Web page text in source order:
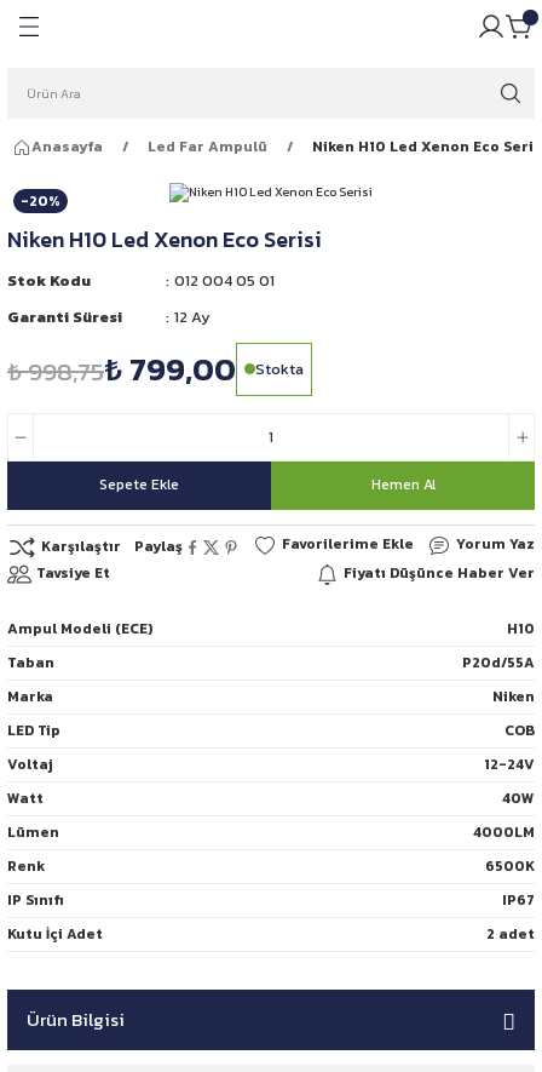
Ampulleri
Ampulleri
Ampulleri
Anasayfa Led Far Ampulü Niken H10 Led Xenon Eco
-20%
Niken H10 Led Xenon Eco Serisi
Stok Kodu
012 004 05 01
Garanti Süresi
12 Ay
₺ 998,75₺ 799,00 Stokta
Sepete Ekle Hemen Al
Karşılaştır Paylaş
Yorum Yaz
Tavsiye Et
Fiyatı Düşünce Haber Ver
Ampul Modeli (ECE)
H10
Taban
P20d/55A
Marka
Niken
LED Tip
COB
Voltaj
12-24V
Watt
40W
Lümen
4000LM
Renk
6500K
IP Sınıfı
IP67
Kutu İçi Adet
2 adet
Ürün Bilgisi